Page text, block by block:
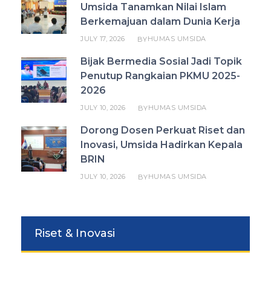
Umsida Tanamkan Nilai Islam
Berkemajuan dalam Dunia Kerja
JULY 17, 2026 BYHUMAS UMSIDA
Bijak Bermedia Sosial Jadi Topik
Penutup Rangkaian PKMU 2025-
2026
JULY 10, 2026 BYHUMAS UMSIDA
Dorong Dosen Perkuat Riset dan
Inovasi, Umsida Hadirkan Kepala
BRIN
JULY 10, 2026 BYHUMAS UMSIDA
Riset & Inovasi